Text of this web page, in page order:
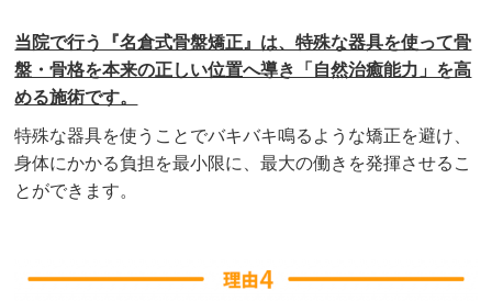
当院で行う『名倉式骨盤矯正』は、特殊な器具を使って骨
盤・骨格を本来の正しい位置へ導き「自然治癒能力」を高
める施術です。
特殊な器具を使うことでバキバキ鳴るような矯正を避け、
身体にかかる負担を最小限に、最大の働きを発揮させるこ
とができます。